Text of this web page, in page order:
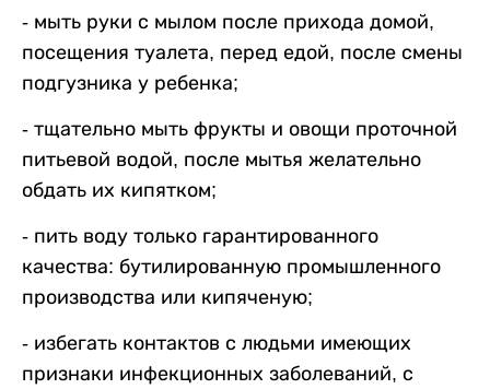
- мыть руки с мылом после прихода домой,
посещения туалета, перед едой, после смены
подгузника у ребенка;
- тщательно мыть фрукты и овощи проточной
питьевой водой, после мытья желательно
обдать их кипятком;
- пить воду только гарантированного
качества: бутилированную промышленного
производства или кипяченую;
- избегать контактов с людьми имеющих
признаки инфекционных заболеваний, с